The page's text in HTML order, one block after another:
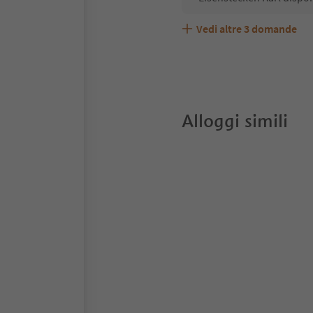
Eisenstecken Karl
Quali servizi/attività
Gli ospiti di
Vedi altre 3 domande
Alloggi simili